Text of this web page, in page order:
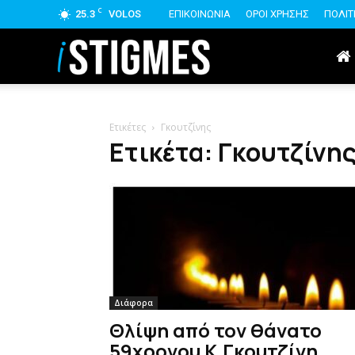
25.3 C VOLOS ΕΠΙΚΟΙΝΩΝΙΑ ΟΡΟΙ ΧΡΗΣΗΣ
istigmes
Ετικέτες Γκουτζίνης
Ετικέτα:
Διάφορα
Θλίψη από τον θάνατο